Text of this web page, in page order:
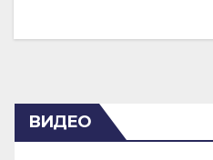
ВИДЕО